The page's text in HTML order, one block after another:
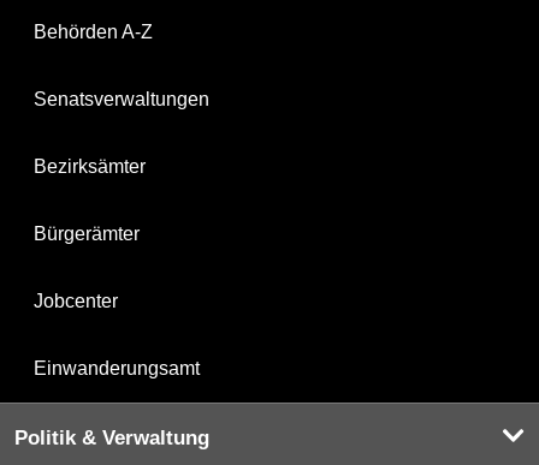
Behörden A-Z
Senatsverwaltungen
Bezirksämter
Bürgerämter
Jobcenter
Einwanderungsamt
Politik & Verwaltung